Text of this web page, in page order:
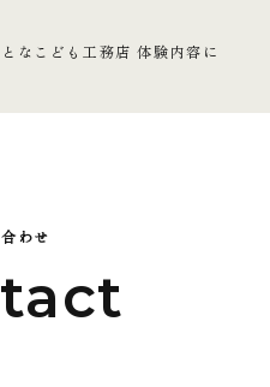
なこども工務店 体験内容に
わせ